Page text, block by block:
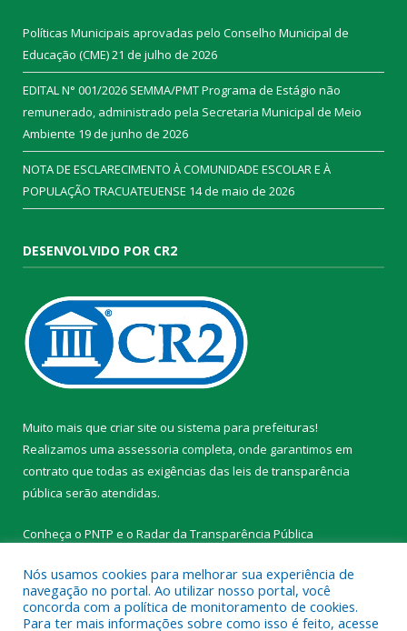
Políticas Municipais aprovadas pelo Conselho Municipal de
Educação (CME)21 de julho de 2026
EDITAL N° 001/2026 SEMMA/PMT Programa de Estágio não
remunerado, administrado pela Secretaria Municipal de Meio
Ambiente 19 de junho de 2026
NOTA DE ESCLARECIMENTO À COMUNIDADE ESCOLAR E À
POPULAÇÃO TRACUATEUENSE 14 de maio de 2026
DESENVOLVIDO POR CR2
Muito mais que criar site ou sistema para prefeituras!
Realizamos uma assessoria completa, onde garantimos em
contrato que todas as exigências das leis de transparência
pública serão atendidas.
Conheça o PNTP e o Radar da Transparência Pública
Nós usamos cookies para melhorar sua experiência de
navegação no portal. Ao utilizar nosso portal, você
concorda com a política de monitoramento de cookies.
Para ter mais informações sobre como isso é feito, acesse